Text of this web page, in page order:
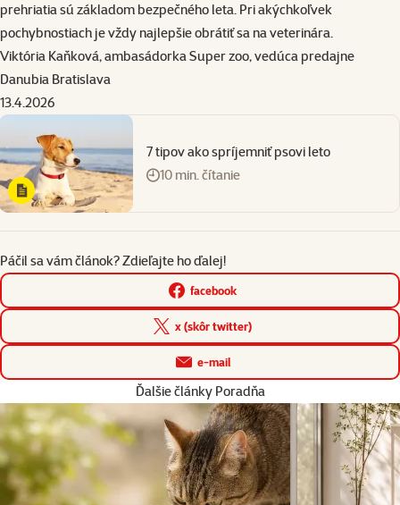
prehriatia sú základom bezpečného leta. Pri akýchkoľvek
pochybnostiach je vždy najlepšie obrátiť sa na veterinára.
Viktória Kaňková, ambasádorka Super zoo, vedúca predajne
Danubia Bratislava
13.4.2026
7 tipov ako spríjemniť psovi leto
10 min. čítanie
Páčil sa vám článok? Zdieľajte ho ďalej!
facebook
x (skôr twitter)
e-mail
Ďalšie články Poradňa